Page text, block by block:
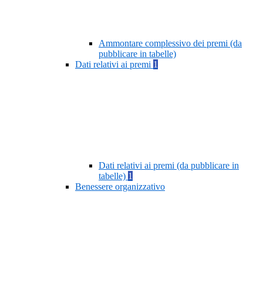
Ammontare complessivo dei premi (da
pubblicare in tabelle)
Dati relativi ai premi 1
Dati relativi ai premi (da pubblicare in
tabelle) 1
Benessere organizzativo